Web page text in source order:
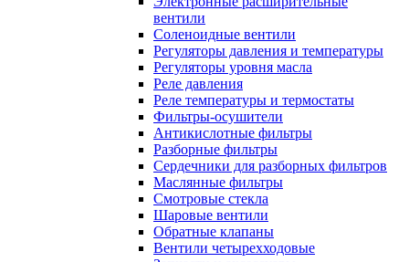
вентили
Соленоидные вентили
Регуляторы давления и температуры
Регуляторы уровня масла
Реле давления
Реле температуры и термостаты
Фильтры-осушители
Антикислотные фильтры
Разборные фильтры
Сердечники для разборных фильтров
Маслянные фильтры
Смотровые стекла
Шаровые вентили
Обратные клапаны
Вентили четырехходовые